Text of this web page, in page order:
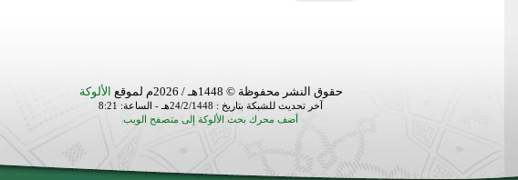
حقوق النشر محفوظة © 1448هـ / 2026م لموقع الألوكة
آخر تحديث للشبكة بتاريخ : 24/2/1448هـ - الساعة: 8:21
أضف محرك بحث الألوكة إلى متصفح الويب